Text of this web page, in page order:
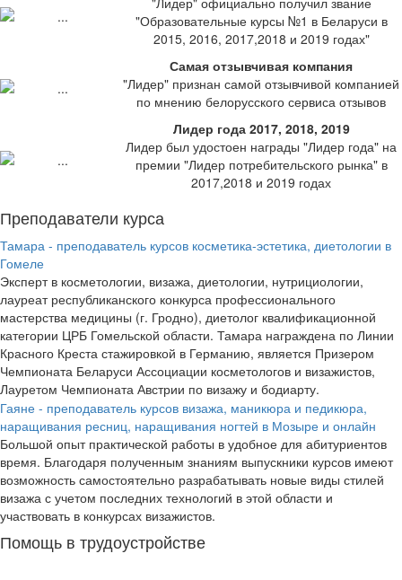
"Образовательные курсы №1 в Беларуси в
2015, 2016, 2017,2018 и 2019 годах"
Самая отзывчивая компания
"Лидер" признан самой отзывчивой компанией
по мнению белорусского сервиса отзывов
Лидер года 2017, 2018, 2019
Лидер был удостоен награды "Лидер года" на
премии "Лидер потребительского рынка" в
2017,2018 и 2019 годах
Преподаватели курса
Тамара - преподаватель курсов косметика-эстетика, диетологии в
Гомеле
Эксперт в косметологии, визажа, диетологии, нутрициологии,
лауреат республиканского конкурса профессионального
мастерства медицины (г. Гродно), диетолог квалификационной
категории ЦРБ Гомельской области. Тамара награждена по Линии
Красного Креста стажировкой в Германию, является Призером
Чемпионата Беларуси Ассоциации косметологов и визажистов,
Лауретом Чемпионата Австрии по визажу и бодиарту.
Гаяне - преподаватель курсов визажа, маникюра и педикюра,
наращивания ресниц, наращивания ногтей в Мозыре и онлайн
Большой опыт практической работы в удобное для абитуриентов
время. Благодаря полученным знаниям выпускники курсов имеют
возможность самостоятельно разрабатывать новые виды стилей
визажа с учетом последних технологий в этой области и
участвовать в конкурсах визажистов.
Помощь в трудоустройстве